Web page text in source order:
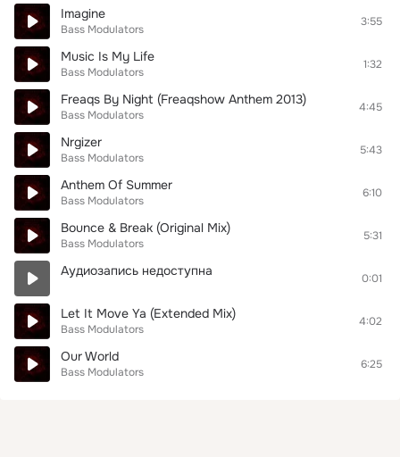
Imagine
Bass Modulators
3:55
Music Is My Life
Bass Modulators
1:32
Freaqs By Night (Freaqshow Anthem 2013)
Bass Modulators
4:45
Nrgizer
Bass Modulators
5:43
Anthem Of Summer
Bass Modulators
6:10
Bounce & Break (Original Mix)
Bass Modulators
5:31
Аудиозапись недоступна 0:01
Let It Move Ya (Extended Mix)
Bass Modulators
4:02
Our World
Bass Modulators
6:25